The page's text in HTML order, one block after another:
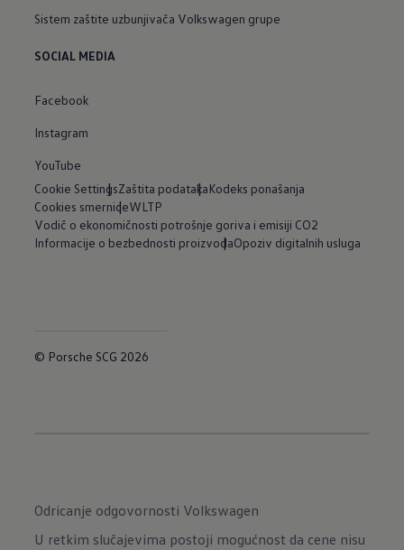
Sistem zaštite uzbunjivača Volkswagen grupe
SOCIAL MEDIA
Facebook
Instagram
YouTube
Cookie SettingsZaštita podatakaKodeks ponašanja
Cookies smerniceWLTP
Vodič o ekonomičnosti potrošnje goriva i emisiji CO2
Informacije o bezbednosti proizvodaOpoziv digitalnih usluga
© Porsche SCG 2026
Odricanje odgovornosti Volkswagen
U retkim slučajevima postoji mogućnost da cene nisu